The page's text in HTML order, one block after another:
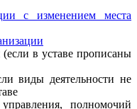
с изменением места
в уставе прописаны
виды деятельности не
полномочий